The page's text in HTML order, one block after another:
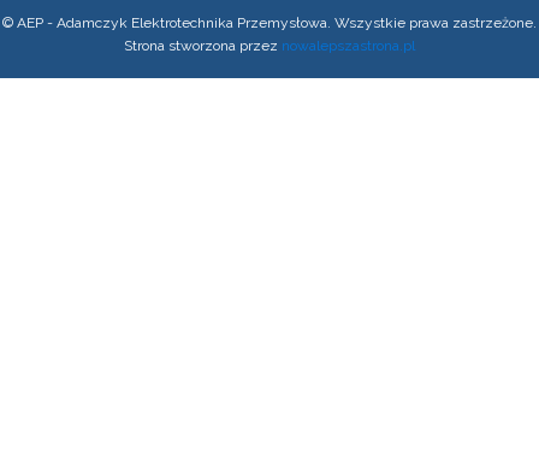
© AEP - Adamczyk Elektrotechnika Przemysłowa. Wszystkie prawa zastrzeżone.
Strona stworzona przez nowalepszastrona.pl